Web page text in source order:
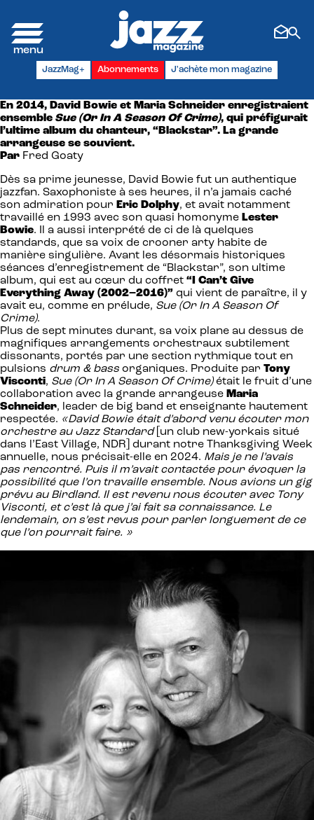
JazzMag+ Abonnements J'achète mon magazine
En 2014, David Bowie et Maria Schneider enregistraient
ensemble Sue (Or In A Season Of Crime), qui préfigurait
l’ultime album du chanteur, “Blackstar”. La grande
arrangeuse se souvient.
Par Fred Goaty
Dès sa prime jeunesse, David Bowie fut un authentique
jazzfan. Saxophoniste à ses heures, il n’a jamais caché
son admiration pour Eric Dolphy, et avait notamment
travaillé en 1993 avec son quasi homonyme Lester
Bowie. Il a aussi interprété de ci de là quelques
standards, que sa voix de crooner arty habite de
manière singulière. Avant les désormais historiques
séances d’enregistrement de “Blackstar”, son ultime
album, qui est au cœur du coffret “I Can’t Give
Everything Away (2002–2016)” qui vient de paraître, il y
avait eu, comme en prélude, Sue (Or In A Season Of
Crime).
Plus de sept minutes durant, sa voix plane au dessus de
magnifiques arrangements orchestraux subtilement
dissonants, portés par une section rythmique tout en
pulsions drum & bass organiques. Produite par Tony
Visconti, Sue (Or In A Season Of Crime)était le fruit d’une
collaboration avec la grande arrangeuse Maria
Schneider, leader de big band et enseignante hautement
respectée. «David Bowie était d’abord venu écouter mon
orchestre au Jazz Standard [un club new-yorkais situé
dans l’East Village, NDR] durant notre Thanksgiving Week
annuelle, nous précisait-elle en 2024. Mais je ne l’avais
pas rencontré. Puis il m’avait contactée pour évoquer la
possibilité que l’on travaille ensemble. Nous avions un gig
prévu au Birdland. Il est revenu nous écouter avec Tony
Visconti, et c’est là que j’ai fait sa connaissance. Le
lendemain, on s’est revus pour parler longuement de ce
que l’on pourrait faire. »